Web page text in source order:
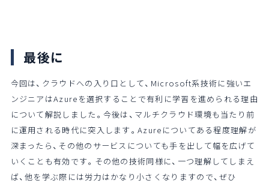
最後に
今回は、クラウドへの入り口として、Microsoft系技術に強いエ
ンジニアはAzureを選択することで有利に学習を進められる理由
について解説しました。今後は、マルチクラウド環境も当たり前
に運用される時代に突入します。Azureについてある程度理解が
深まったら、その他のサービスについても手を出して幅を広げて
いくことも有効です。その他の技術同様に、一つ理解してしまえ
ば、他を学ぶ際には労力はかなり小さくなりますので、ぜひ